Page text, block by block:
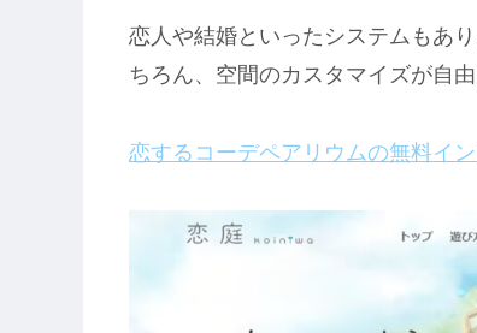
恋人や結婚といったシステムもあ
ちろん、空間のカスタマイズが自
恋するコーデペアリウムの無料イ